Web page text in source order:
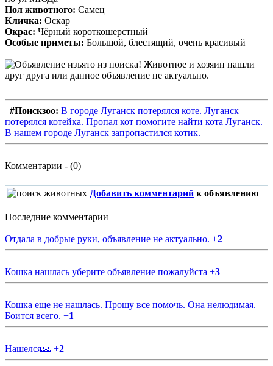
Пол животного: Самец
Кличка: Оскар
Окрас: Чёрный короткошерстный
Особые приметы: Большой, блестящий, очень красивый
#Поискзоо: В городе Луганск потерялся коте. Луганск
потерялся котейка. Пропал кот помогите найти кота Луганск.
В нашем городе Луганск запропастился котик.
Комментарии - (0)
Добавить комментарий к объявлению
Последние комментарии
Отдала в добрые руки, объявление не актуально. +2
Кошка нашлась уберите объявление пожалуйста +3
Кошка еще не нашлась. Прошу все помочь. Она нелюдимая.
Боится всего. +1
Нашелся🙏 +2